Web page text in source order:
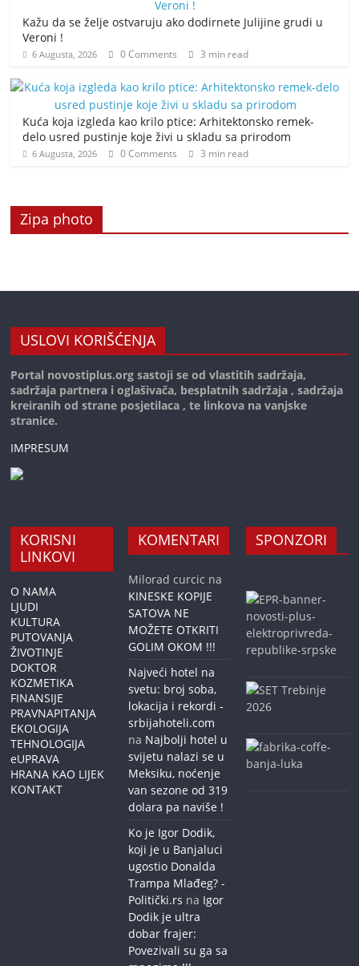
Kažu da se želje ostvaruju ako dodirnete Julijine grudi u
Veroni !
6 Augusta, 2026 0 Comments 3 min read
Kuća koja izgleda kao krilo ptice: Arhitektonsko remek-
delo usred pustinje koje živi u skladu sa prirodom
6 Augusta, 2026 0 Comments 3 min read
Zipa photo
USLOVI KORIŠĆENJA
Portal novostiplus.org sastoji se od vlastitih sadržaja,
sadržaja partnera i oglašivača, besplatnih sadržaja , sadržaja
kreiranih od strane posjetilaca , te linkova na vanjske
stranice.
IMPRESUM
KORISNI
LINKOVI
O NAMA
LJUDI
KULTURA
PUTOVANJA
ŽIVOTINJE
DOKTOR
KOZMETIKA
FINANSIJE
PRAVNAPITANJA
EKOLOGIJA
TEHNOLOGIJA
eUPRAVA
HRANA KAO LIJEK
KONTAKT
KOMENTARI
Milorad curcic na
KINESKE KOPIJE
SATOVA NE
MOŽETE OTKRITI
GOLIM OKOM !!!
Najveći hotel na
svetu: broj soba,
lokacija i rekordi -
srbijahoteli.com
na Najbolji hotel u
svijetu nalazi se u
Meksiku, noćenje
van sezone od 319
dolara pa naviše !
Ko je Igor Dodik,
koji je u Banjaluci
ugostio Donalda
Trampa Mlađeg? -
Politički.rs na Igor
Dodik je ultra
dobar frajer:
Povezivali su ga sa
SPONZORI